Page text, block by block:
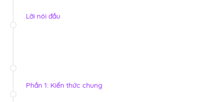
Lời nói đầu
Phần 1: Kiến thức chung